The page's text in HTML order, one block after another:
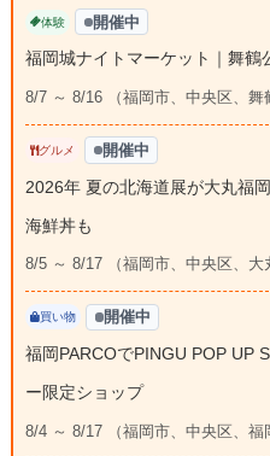
体験 開催中
福岡城ナイトマーケット｜舞鶴
8/7 ～ 8/16 （福岡市、中央区、舞
グルメ 開催中
2026年 夏の北海道展が大丸福
海鮮丼も
8/5 ～ 8/17 （福岡市、中央区、大
買い物 開催中
福岡PARCOでPINGU POP UP
ー限定ショップ
8/4 ～ 8/17 （福岡市、中央区、福